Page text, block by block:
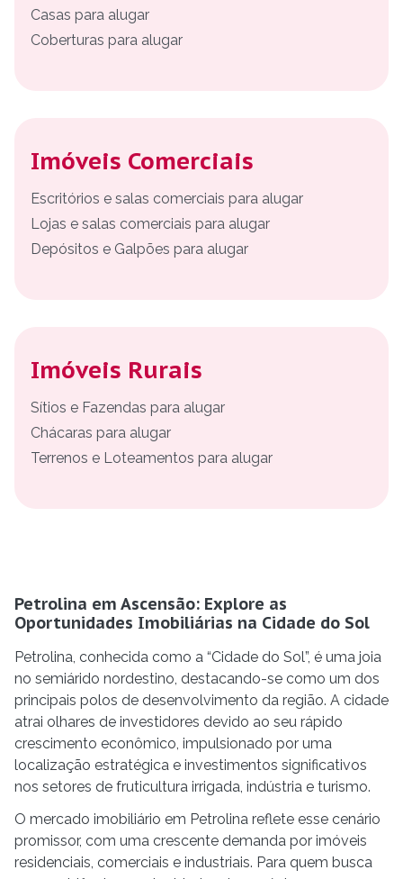
Casas para alugar
Coberturas para alugar
Imóveis Comerciais
Escritórios e salas comerciais para alugar
Lojas e salas comerciais para alugar
Depósitos e Galpões para alugar
Imóveis Rurais
Sítios e Fazendas para alugar
Chácaras para alugar
Terrenos e Loteamentos para alugar
Petrolina em Ascensão: Explore as
Oportunidades Imobiliárias na Cidade do Sol
Petrolina, conhecida como a “Cidade do Sol”, é uma joia
no semiárido nordestino, destacando-se como um dos
principais polos de desenvolvimento da região. A cidade
atrai olhares de investidores devido ao seu rápido
crescimento econômico, impulsionado por uma
localização estratégica e investimentos significativos
nos setores de fruticultura irrigada, indústria e turismo.
O mercado imobiliário em Petrolina reflete esse cenário
promissor, com uma crescente demanda por imóveis
residenciais, comerciais e industriais. Para quem busca